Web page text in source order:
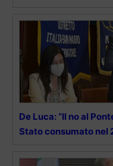
De Luca: “Il no al
Stato consumato nel